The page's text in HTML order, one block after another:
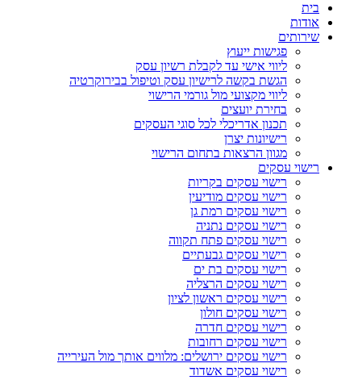
בית
אודות
שירותים
פגישות ייעוץ
ליווי אישי עד לקבלת רשיון עסק
הגשת בקשה לרישיון עסק וטיפול בבירוקרטיה
ליווי מקצועי מול גורמי הרישוי
בחירת יועצים
תכנון אדריכלי לכל סוגי העסקים
רישיונות יצרן
מגוון הרצאות בתחום הרישוי
רישוי עסקים
רישוי עסקים בקריות
רישוי עסקים מודיעין
רישוי עסקים רמת גן
רישוי עסקים נתניה
רישוי עסקים פתח תקווה
רישוי עסקים גבעתיים
רישוי עסקים בת ים
רישוי עסקים הרצליה
רישוי עסקים ראשון לציון
רישוי עסקים חולון
רישוי עסקים חדרה
רישוי עסקים רחובות
רישוי עסקים ירושלים: מלווים אותך מול העירייה
רישוי עסקים אשדוד